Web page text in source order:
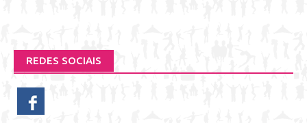
REDES SOCIAIS